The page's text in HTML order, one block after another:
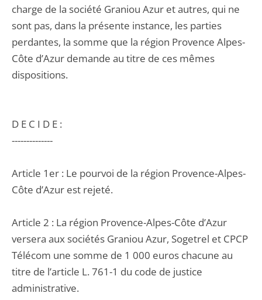
charge de la société Graniou Azur et autres, qui ne
sont pas, dans la présente instance, les parties
perdantes, la somme que la région Provence Alpes-
Côte d’Azur demande au titre de ces mêmes
dispositions.
D E C I D E :
--------------
Article 1er : Le pourvoi de la région Provence-Alpes-
Côte d’Azur est rejeté.
Article 2 : La région Provence-Alpes-Côte d’Azur
versera aux sociétés Graniou Azur, Sogetrel et CPCP
Télécom une somme de 1 000 euros chacune au
titre de l’article L. 761-1 du code de justice
administrative.